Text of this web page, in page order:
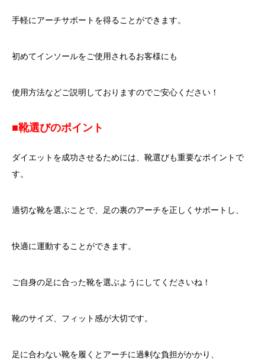
手軽にアーチサポートを得ることができます。
初めてインソールをご使用されるお客様にも
使用方法などご説明しておりますのでご安心ください！
■靴選びのポイント
ダイエットを成功させるためには、靴選びも重要なポイントで
す。
適切な靴を選ぶことで、足の裏のアーチを正しくサポートし、
快適に運動することができます。
ご自身の足に合った靴を選ぶようにしてくださいね！
靴のサイズ、フィット感が大切です。
足に合わない靴を履くとアーチに過剰な負担がかかり、